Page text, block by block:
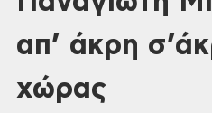
απ’ άκρη
χώρας